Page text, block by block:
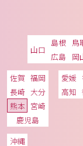
鳥
島根
岡
広島
山口
愛媛
高知
福岡
佐賀
長崎
熊本
大分
宮崎
鹿児島
沖縄